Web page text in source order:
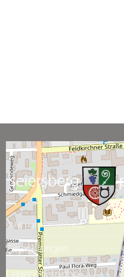
© All rights reserved.
Einrichtungen
Lebensbereiche